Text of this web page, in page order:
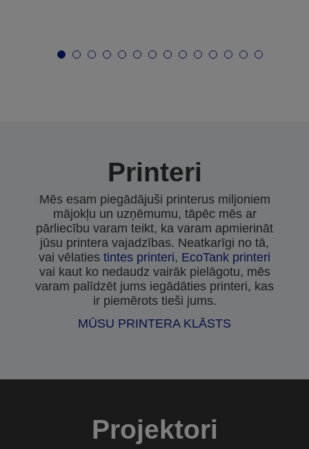
Printeri
Mēs esam piegādājuši printerus miljoniem
mājokļu un uzņēmumu, tāpēc mēs ar
pārliecību varam teikt, ka varam apmierināt
jūsu printera vajadzības. Neatkarīgi no tā,
vai vēlaties tintes printeri, EcoTank printeri
vai kaut ko nedaudz vairāk pielāgotu, mēs
varam palīdzēt jums iegādāties printeri, kas
ir piemērots tieši jums.
MŪSU PRINTERA KLĀSTS
Projektori